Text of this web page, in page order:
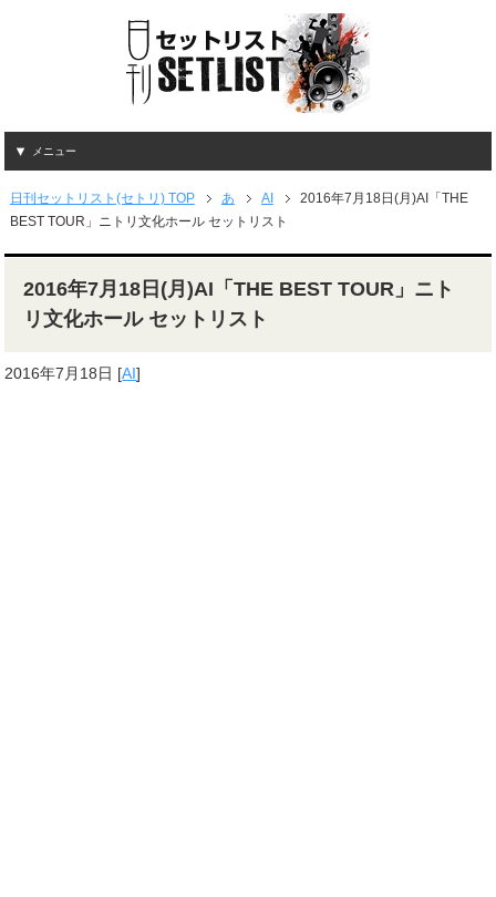
メニュー
日刊セットリスト(セトリ) TOP あ AI
2016年7月18日(月)AI「THE
BEST TOUR」ニトリ文化ホール セットリスト
2016年7月18日(月)AI「THE BEST TOUR」ニト
リ文化ホール セットリスト
2016年7月18日 [AI]